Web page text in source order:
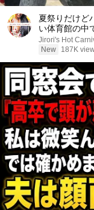
夏祭りだけど
い体育館の中
Jirori's Hot
New
187K